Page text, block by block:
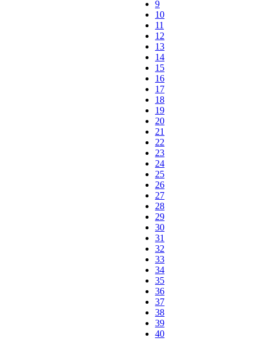
9
10
11
12
13
14
15
16
17
18
19
20
21
22
23
24
25
26
27
28
29
30
31
32
33
34
35
36
37
38
39
40